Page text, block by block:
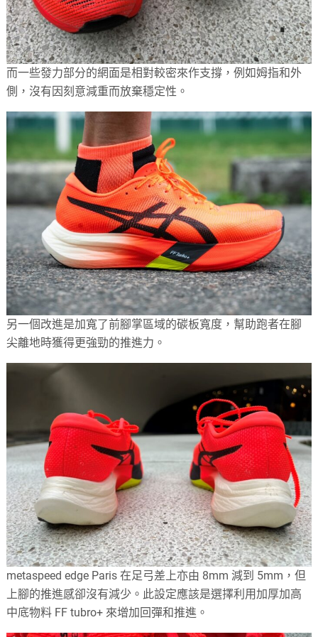
而一些發力部分的網面是相對較密來作支撐，例如姆指和外
側，沒有因刻意減重而放棄穩定性。
另一個改進是加寬了前腳掌區域的碳板寬度，幫助跑者在腳
尖離地時獲得更強勁的推進力。
metaspeed edge Paris 在足弓差上亦由 8mm 減到 5mm，但
上腳的推進感卻沒有減少。此設定應該是選擇利用加厚加高
中底物料 FF tubro+ 來增加回彈和推進。